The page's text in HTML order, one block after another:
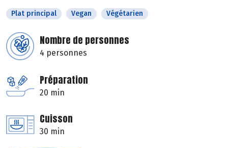
Plat principal Vegan Végétarien
Nombre de personnes
4 personnes
Préparation
20 min
Cuisson
30 min